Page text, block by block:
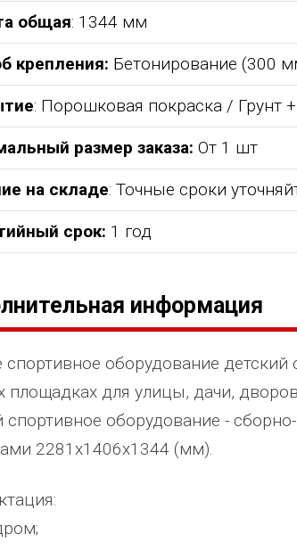
общая: 1344 мм
крепления: Бетонирование (300
: Порошковая покраска / Грунт
размер заказа: От 1 шт
на складе: Точные сроки
срок: 1 год
информация
спортивное оборудование детский
площадках для улицы, дачи,
спортивное оборудование -
2281х1406х1344 (мм).